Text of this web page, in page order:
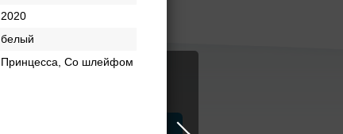
2020
белый
Принцесса, Со шлейфом